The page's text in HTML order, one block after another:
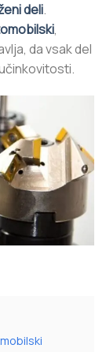
deli.
,
da vsak del